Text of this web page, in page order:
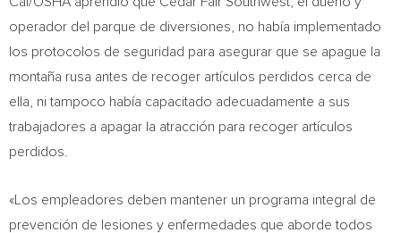
operador del parque de diversiones, no había implementado
los protocolos de seguridad para asegurar que se apague la
montaña rusa antes de recoger artículos perdidos cerca de
ella, ni tampoco había capacitado adecuadamente a sus
trabajadores a apagar la atracción para recoger artículos
perdidos.
«Los empleadores deben mantener un programa integral de
prevención de lesiones y enfermedades que aborde todos